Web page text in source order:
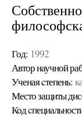
Год: 1992
Автор научной
Ученая cтепень:
Место защиты
Код